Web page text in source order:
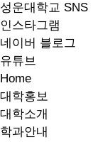
성운대학교 SNS
인스타그램
네이버 블로그
유튜브
Home
대학홍보
대학소개
학과안내